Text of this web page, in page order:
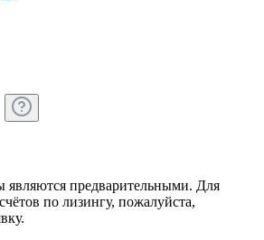
являются предварительными. Для
по лизингу, пожалуйста,